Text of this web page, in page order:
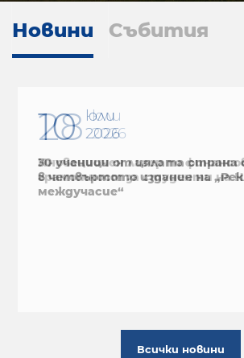
Новини Събития
28 юли
2026
Иновационен лагер по
грамотност за студенти на
Всички новини